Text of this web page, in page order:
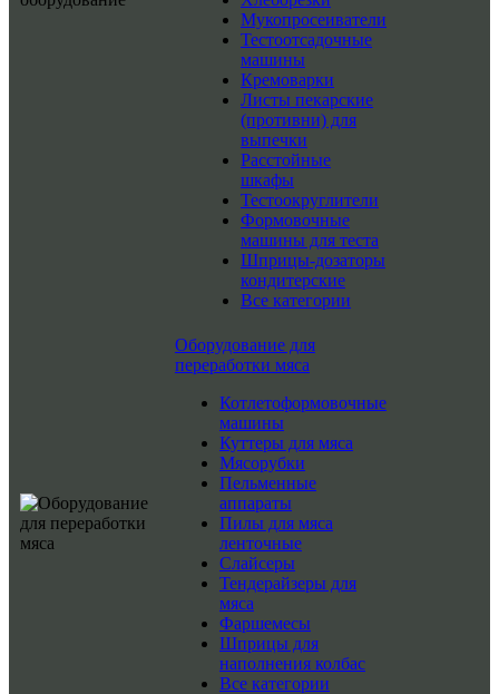
Мукопросеиватели
Тестоотсадочные
машины
Кремоварки
Листы пекарские
(противни) для
выпечки
Расстойные
шкафы
Тестоокруглители
Формовочные
машины для теста
Шприцы-дозаторы
кондитерские
Все категории
Оборудование для
переработки мяса
Котлетоформовочные
машины
Куттеры для мяса
Мясорубки
Пельменные
аппараты
Пилы для мяса
ленточные
Слайсеры
Тендерайзеры для
мяса
Фаршемесы
Шприцы для
наполнения колбас
Все категории